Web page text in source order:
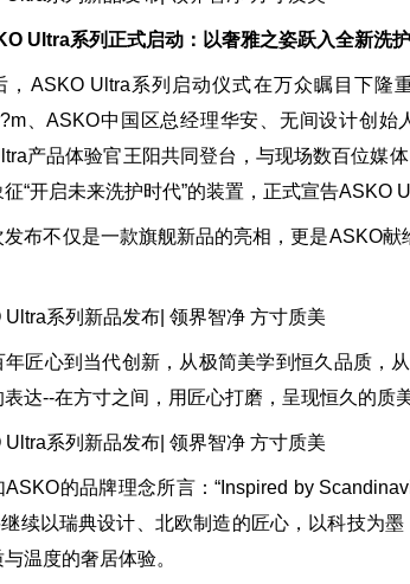
Ultra系列正式启动：以奢雅之姿跃入全新洗
Ultra系列启动仪式在万众瞩目下隆重
、ASKO中国区总经理华安、无间设计创始
产品体验官王阳共同登台，与现场数百位媒
征“开启未来洗护时代”的装置，正式宣告ASKO
不仅是一款旗舰新品的亮相，更是ASKO献
心到当代创新，从极简美学到恒久品质，从
达--在方寸之间，用匠心打磨，呈现恒久的质
的品牌理念所言：“Inspired by
续以瑞典设计、北欧制造的匠心，以科技为
温度的奢居体验。